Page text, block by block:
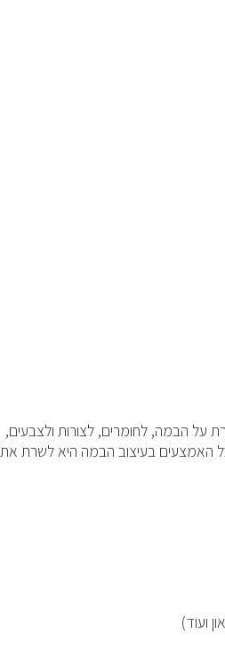
על הבמה, לחומרים, לצורות ולצבעים,
כל האמצעים בעיצוב הבמה היא לשרת את
ועוד)